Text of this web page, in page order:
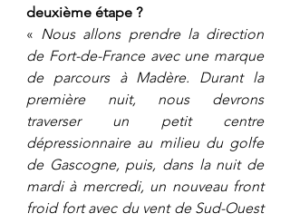
deuxième étape ?
« Nous allons prendre la direction
de Fort-de-France avec une marque
de parcours à Madère. Durant la
première nuit, nous devrons
traverser un petit centre
dépressionnaire au milieu du golfe
de Gascogne, puis, dans la nuit de
mardi à mercredi, un nouveau front
froid fort avec du vent de Sud-Ouest